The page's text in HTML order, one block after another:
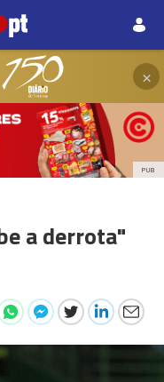
×
PUB
a derrota"